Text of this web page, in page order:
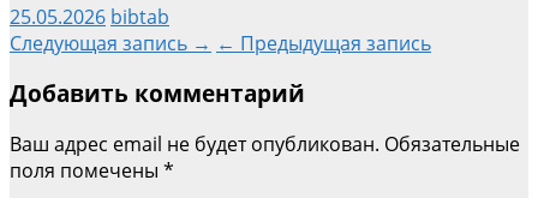
25.05.2026 bibtab
Навигация
по
записям
Следующая запись → ← Предыдущая запись
Добавить комментарий
Ваш адрес email не будет опубликован. Обязательные
поля помечены *